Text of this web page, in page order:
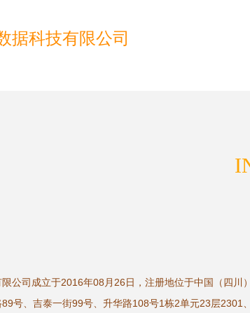
据科技有限公司
公司成立于2016年08月26日，注册地位于中国（四川
号、吉泰一街99号、升华路108号1栋2单元23层2301